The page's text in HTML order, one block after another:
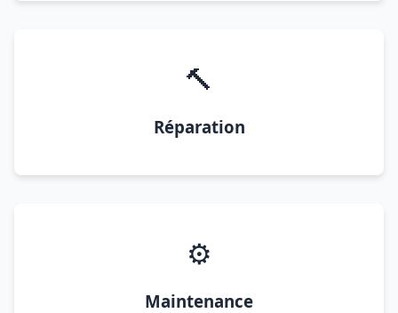
🔨
Réparation
⚙️
Maintenance